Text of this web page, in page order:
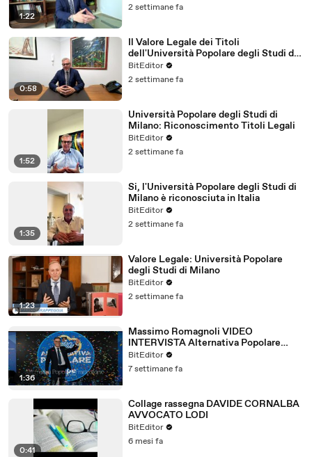
1:22
2 settimane fa
0:58
Il Valore Legale dei Titoli
dell'Università Popolare degli Studi di
Milano
BitEditor
2 settimane fa
1:52
Università Popolare degli Studi di
Milano: Riconoscimento Titoli Legali
BitEditor
2 settimane fa
1:35
Si, l'Università Popolare degli Studi di
Milano è riconosciuta in Italia
BitEditor
2 settimane fa
1:23
Valore Legale: Università Popolare
degli Studi di Milano
BitEditor
2 settimane fa
1:36
Massimo Romagnoli VIDEO
INTERVISTA Alternativa Popolare
Frankfurt Giugno 2026
BitEditor
7 settimane fa
0:41
Collage rassegna DAVIDE CORNALBA
AVVOCATO LODI
BitEditor
6 mesi fa